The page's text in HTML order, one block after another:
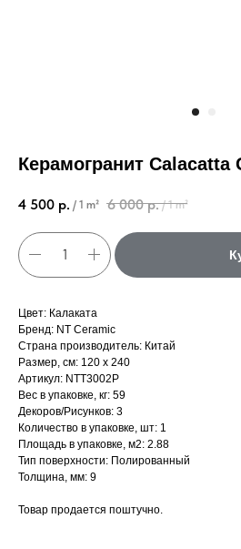
Керамогранит Calacatta
4 500 р. / 1 m² 6 000 р. / 1 m²
Цвет: Калаката
Бренд: NT Ceramic
Страна производитель: Китай
Размер, см: 120 х 240
Артикул: NTT3002P
Вес в упаковке, кг: 59
Декоров/Рисунков: 3
Количество в упаковке, шт: 1
Площадь в упаковке, м2: 2.88
Тип поверхности: Полированный
Толщина, мм: 9
Товар продается поштучно.